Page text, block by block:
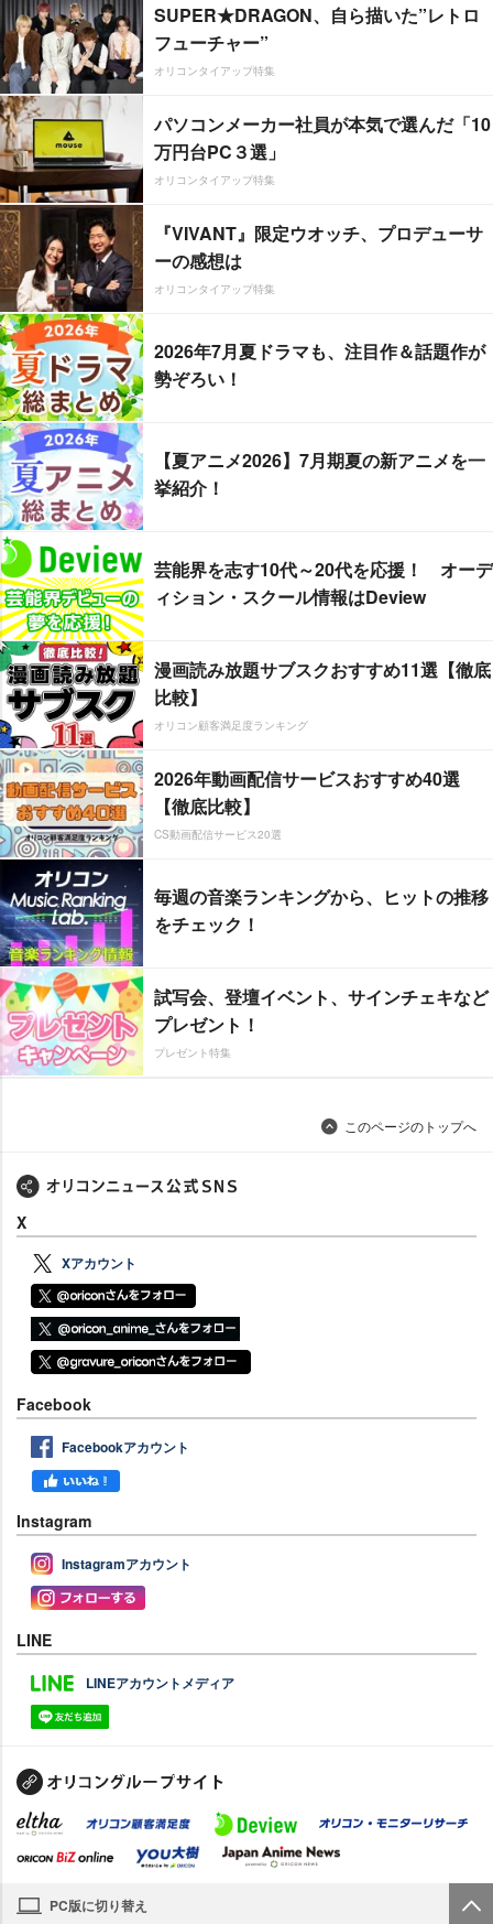
SUPER★DRAGON、自ら描いた”レトロ
フューチャー”
オリコンタイアップ特集
パソコンメーカー社員が本気で選んだ「10
万円台PC３選」
オリコンタイアップ特集
『VIVANT』限定ウオッチ、プロデューサ
ーの感想は
オリコンタイアップ特集
2026年7月夏ドラマも、注目作＆話題作が
勢ぞろい！
【夏アニメ2026】7月期夏の新アニメを一
挙紹介！
芸能界を志す10代～20代を応援！ オーデ
ィション・スクール情報はDeview
漫画読み放題サブスクおすすめ11選【徹底
比較】
オリコン顧客満足度ランキング
2026年動画配信サービスおすすめ40選
【徹底比較】
CS動画配信サービス20選
毎週の音楽ランキングから、ヒットの推移
をチェック！
試写会、登壇イベント、サインチェキなど
プレゼント！
プレゼント特集
このページのトップへ
X
Xアカウント
Facebook
Facebookアカウント
Instagram
Instagramアカウント
LINE
LINEアカウントメディア
PC版に切り替え